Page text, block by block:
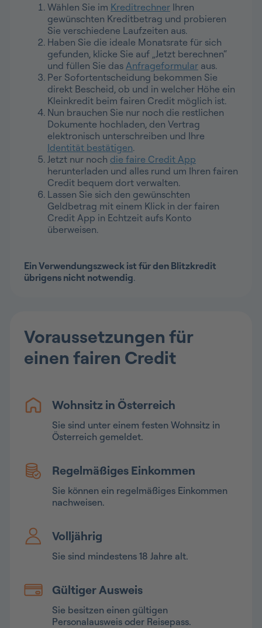
Wählen Sie im Kreditrechner Ihren
gewünschten Kreditbetrag und probieren
Sie verschiedene Laufzeiten aus.
Haben Sie die ideale Monatsrate für sich
gefunden, klicke Sie auf „Jetzt berechnen“
und füllen Sie das Anfrageformular aus.
Per Sofortentscheidung bekommen Sie
direkt Bescheid, ob und in welcher Höhe ein
Kleinkredit beim fairen Credit möglich ist.
Nun brauchen Sie nur noch die restlichen
Dokumente hochladen, den Vertrag
elektronisch unterschreiben und Ihre
Identität bestätigen.
Jetzt nur noch die faire Credit App
herunterladen und alles rund um Ihren fairen
Credit bequem dort verwalten.
Lassen Sie sich den gewünschten
Geldbetrag mit einem Klick in der fairen
Credit App in Echtzeit aufs Konto
überweisen.
Ein Verwendungszweck ist für den Blitzkredit
übrigens nicht notwendig.
Voraussetzungen für
einen fairen Credit
Wohnsitz in Österreich
Sie sind unter einem festen Wohnsitz in
Österreich gemeldet.
Regelmäßiges Einkommen
Sie können ein regelmäßiges Einkommen
nachweisen.
Volljährig
Sie sind mindestens 18 Jahre alt.
Gültiger Ausweis
Sie besitzen einen gültigen
Personalausweis oder Reisepass.